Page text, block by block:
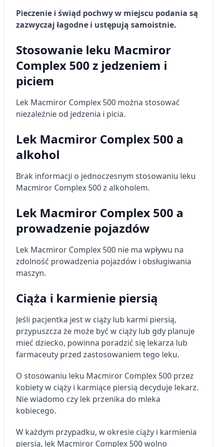
Pieczenie i świąd pochwy w miejscu podania są
zazwyczaj łagodne i ustępują samoistnie.
Stosowanie leku Macmiror
Complex 500 z jedzeniem i
piciem
Lek Macmiror Complex 500 można stosować
niezależnie od jedzenia i picia.
Lek Macmiror Complex 500 a
alkohol
Brak informacji o jednoczesnym stosowaniu leku
Macmiror Complex 500 z alkoholem.
Lek Macmiror Complex 500 a
prowadzenie pojazdów
Lek Macmiror Complex 500 nie ma wpływu na
zdolność prowadzenia pojazdów i obsługiwania
maszyn.
Ciąża i karmienie piersią
Jeśli pacjentka jest w ciąży lub karmi piersią,
przypuszcza że może być w ciąży lub gdy planuje
mieć dziecko, powinna poradzić się lekarza lub
farmaceuty przed zastosowaniem tego leku.
O stosowaniu leku Macmiror Complex 500 przez
kobiety w ciąży i karmiące piersią decyduje lekarz.
Nie wiadomo czy lek przenika do mleka
kobiecego.
W każdym przypadku, w okresie ciąży i karmienia
piersią, lek Macmiror Complex 500 wolno
spersonalizowanych reklam
Tworzenie profili w celu personalizacji treści
Wykorzystywanie profili w celu doboru
spersonalizowanych treści
Pomiar efektywności reklam
Rozumienie odbiorców dzięki statystyce lub
kombinacji danych z różnych źródeł
Rozwój i ulepszanie usług
Użycie dokładnych danych
geolokalizacyjnych
Identyfikowanie urządzeń na podstawie
aktywnie żądanych informacji
Niezbędne
Wydajność (Performance)
Reklama / śledzenie